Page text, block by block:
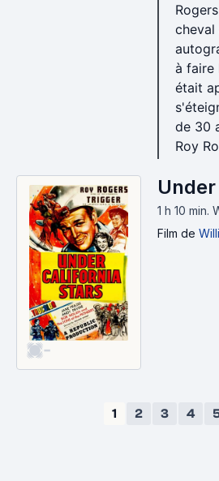
cheval
à faire
était
de 30
Roy
-
1 h 10 min.
Film de
1 2 3 4